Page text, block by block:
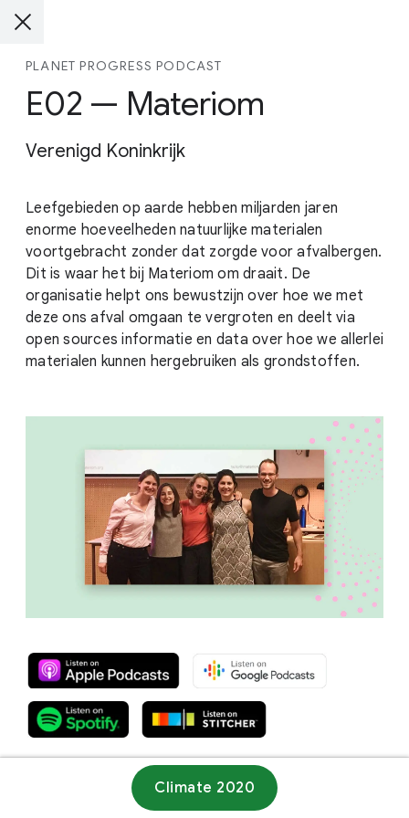
PLANET PROGRESS PODCAST
E02 — Materiom
Verenigd Koninkrijk
Leefgebieden op aarde hebben miljarden jaren
enorme hoeveelheden natuurlijke materialen
voortgebracht zonder dat zorgde voor afvalbergen.
Dit is waar het bij Materiom om draait. De
organisatie helpt ons bewustzijn over hoe we met
deze ons afval omgaan te vergroten en deelt via
open sources informatie en data over hoe we allerlei
materialen kunnen hergebruiken als grondstoffen.
Climate 2020